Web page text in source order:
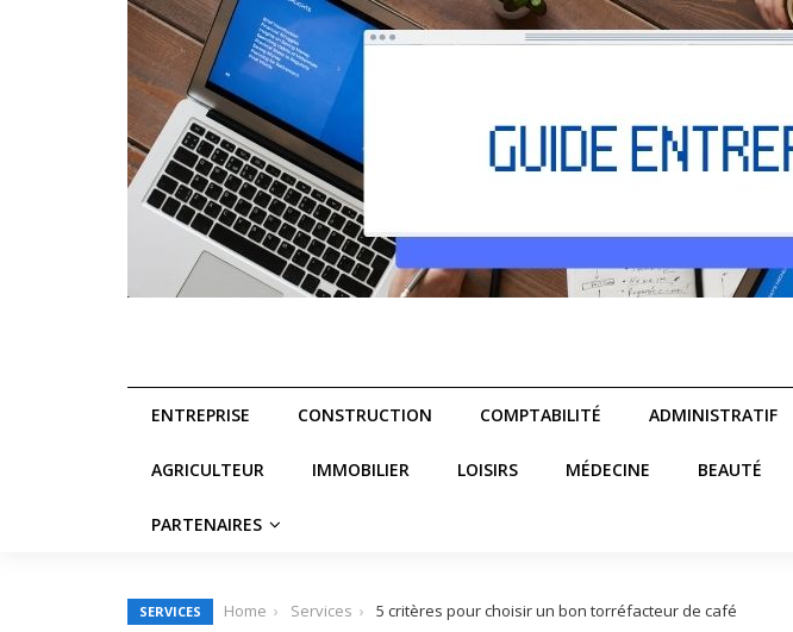
ENTREPRISE CONSTRUCTION COMPTABILITÉ ADMINISTRATIF
AGRICULTEUR IMMOBILIER LOISIRS MÉDECINE BEAUTÉ
PARTENAIRES
SERVICES Home Services 5 critères pour choisir un bon torréfacteur de café